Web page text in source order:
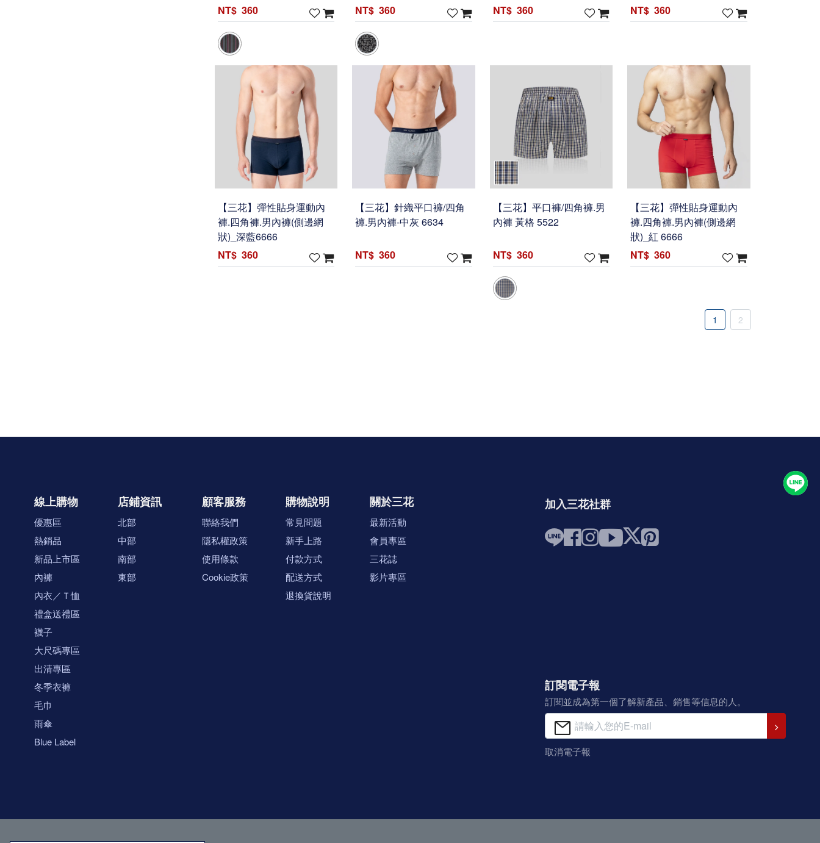
360
360
360
360
【三花】彈性貼身運動內
褲.四角褲.男內褲(側邊網
狀)_深藍6666
360
【三花】針織平口褲/四角
褲.男內褲-中灰 6634
360
【三花】平口褲/四角褲.男
內褲 黃格 5522
360
【三花】彈性貼身運動內
褲.四角褲.男內褲(側邊網
狀)_紅 6666
360
1 2
線上購物
優惠區
熱銷品
新品上市區
內褲
內衣／Ｔ恤
禮盒送禮區
襪子
大尺碼專區
出清專區
冬季衣褲
毛巾
雨傘
Blue Label
店鋪資訊
北部
中部
南部
東部
顧客服務
聯絡我們
隱私權政策
使用條款
Cookie政策
購物說明
常見問題
新手上路
付款方式
配送方式
退換貨說明
關於三花
最新活動
會員專區
三花誌
影片專區
加入三花社群
訂閱電子報
訂閱並成為第一個了解新產品、銷售等信息的人。
取消電子報